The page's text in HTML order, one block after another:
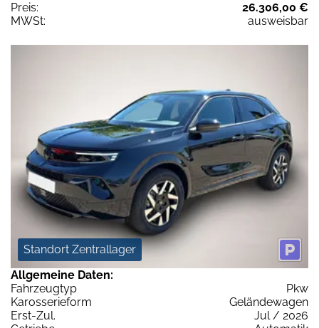
Preis:
26.306,00 €
MWSt:
ausweisbar
Standort Zentrallager
Allgemeine Daten:
Fahrzeugtyp
Pkw
Karosserieform
Geländewagen
Erst-Zul.
Jul / 2026